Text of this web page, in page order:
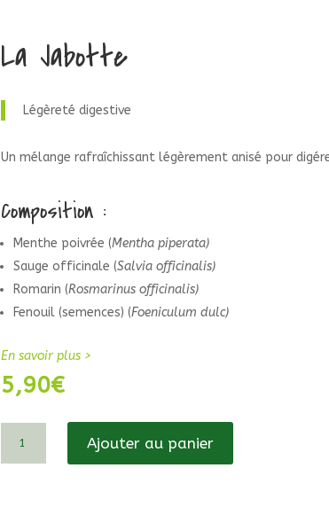
La Jabotte
Légèreté digestive
Un mélange rafraîchissant légèrement anisé pour
Composition :
Menthe poivrée (Mentha piperata)
Sauge officinale (Salvia officinalis)
Romarin (Rosmarinus officinalis)
Fenouil (semences) (Foeniculum dulc)
En savoir plus >
5,90€
Ajouter au panier